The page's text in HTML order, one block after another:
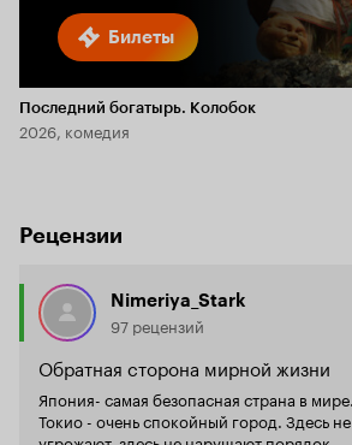
Билеты
Последний богатырь. Колобок
2026, комедия
Рецензии
Nimeriya_Stark
97 рецензий
Обратная сторона мирной жизни
Япония- самая безопасная страна в мире.
Токио - очень спокойный город. Здесь не